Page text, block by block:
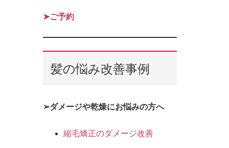
➤ご予約
髪の悩み改善事例
➢ダメージや乾燥にお悩みの方へ
縮毛矯正のダメージ改善